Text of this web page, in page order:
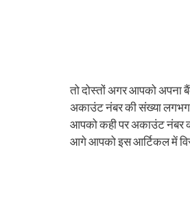
तो दोस्तों अगर आपको अपना
अकाउंट नंबर की संख्या लगभग
आपको कही पर अकाउंट नंबर
आगे आपको इस आर्टिकल में